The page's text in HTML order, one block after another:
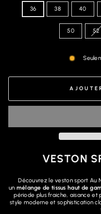
36 38 40
50 52
VESTON
Découvrez le veston sport Au
un mélange de tissus haut de
période plus fraiche, aisance et
style moderne et sophistication